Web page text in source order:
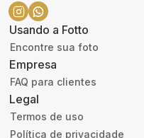
Usando a Fotto
Encontre sua foto
Empresa
FAQ para clientes
Legal
Termos de uso
Política de privacidade